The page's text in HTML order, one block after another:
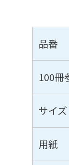
品番
100冊
サイズ
用紙